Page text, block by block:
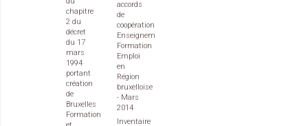
chapitre
2 du
décret
du 17
mars
1994
portant
création
de
Bruxelles
Formation
accords
de
coopération
Enseignement
Formation
Emploi
en
Région
bruxelloise
- Mars
2014
Inventaire